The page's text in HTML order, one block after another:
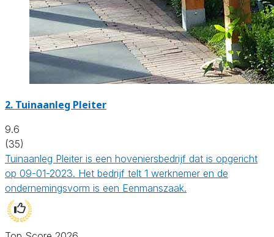
2. Tuinaanleg Pleiter
9.6
(35)
Tuinaanleg Pleiter is een hoveniersbedrijf dat is opgericht
op 09-01-2023. Het bedrijf telt 1 werknemer en de
ondernemingsvorm is een Eenmanszaak.